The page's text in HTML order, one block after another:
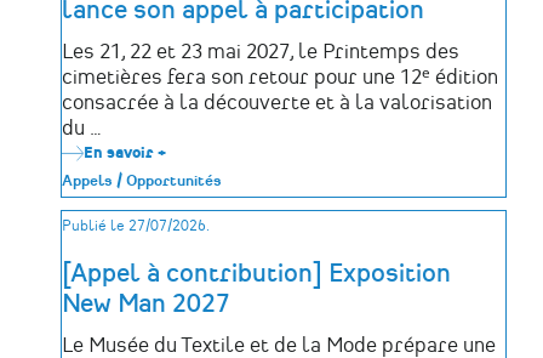
lance son appel à participation
Les 21, 22 et 23 mai 2027, le Printemps des
cimetières fera son retour pour une 12ᵉ édition
consacrée à la découverte et à la valorisation
du …
En savoir +
Printemps
des
cimetières
son
appel
à
participation
Appels / Opportunités
Publié le 27/07/2026.
[Appel à contribution] Exposition
New Man 2027
Le Musée du Textile et de la Mode prépare une